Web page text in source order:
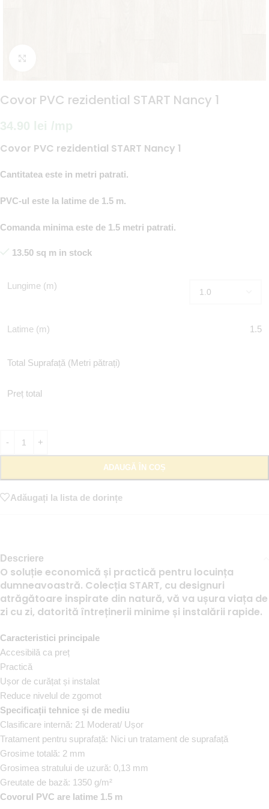
Covor PVC rezidential START Nancy 1
Covor PVC rezidential START Nancy 1
Cantitatea este in metri patrati.
PVC-ul este la latime de 1.5 m.
Comanda minima este de 1.5 metri patrati.
13.50 sq m in stock
Lungime (m)
Latime (m) 1.5
Total Suprafață (Metri pătrați)
Preț total
ADAUGĂ ÎN COȘ
Adăugați la lista de dorințe
Descriere
O soluție economică și practică pentru locuința
dumneavoastră. Colecția START, cu designuri
atrăgătoare inspirate din natură, vă va ușura viața de
zi cu zi, datorită întreținerii minime și instalării rapide.
Caracteristici principale
Accesibilă ca preț
Practică
Ușor de curățat și instalat
Reduce nivelul de zgomot
Specificații tehnice și de mediu
Clasificare internă: 21 Moderat/ Ușor
Tratament pentru suprafață: Nici un tratament de suprafață
Grosime totală: 2 mm
Grosimea stratului de uzură: 0,13 mm
Greutate de bază: 1350 g/m²
Covorul PVC are latime 1.5 m